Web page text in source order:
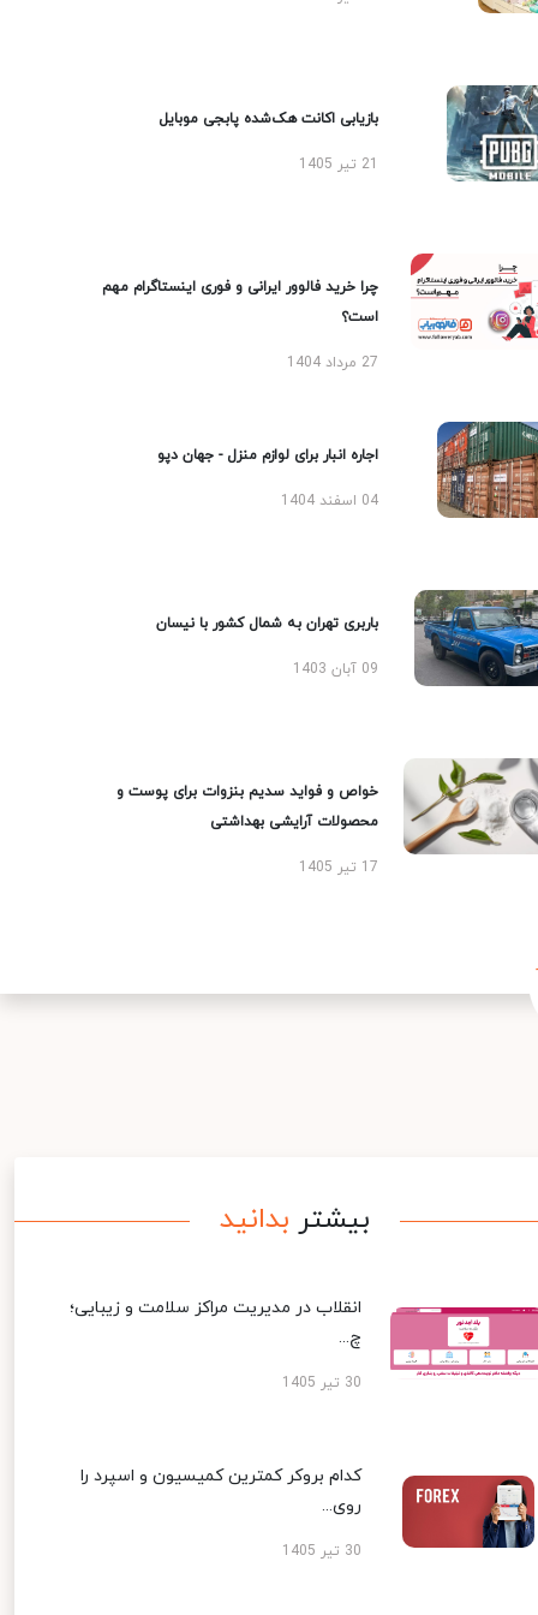
بازیابی اکانت هک‌شده پابجی موبایل
چرا خرید فالوور ایرانی و فوری اینستاگرام مهم
است؟
27 مرداد 1404
اجاره انبار برای لوازم منزل - جهان دپو
04 اسفند 1404
باربری تهران به شمال کشور با نیسان
09 آبان 1403
خواص و فواید سدیم بنزوات برای پوست و
محصولات آرایشی بهداشتی
17 تیر 1405
بیشتر بدانید
انقلاب در مدیریت مراکز سلامت و زیبایی؛
چ...
30 تیر 1405
کدام بروکر کمترین کمیسیون و اسپرد را
روی...
30 تیر 1405